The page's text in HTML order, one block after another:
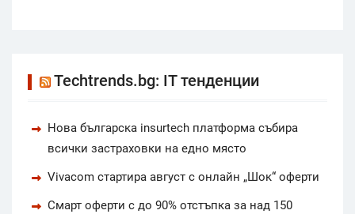
Techtrends.bg: IT тенденции
Нова българска insurtech платформа събира
всички застраховки на едно място
Vivacom стартира август с онлайн „Шок“ оферти
Смарт оферти с до 90% отстъпка за над 150